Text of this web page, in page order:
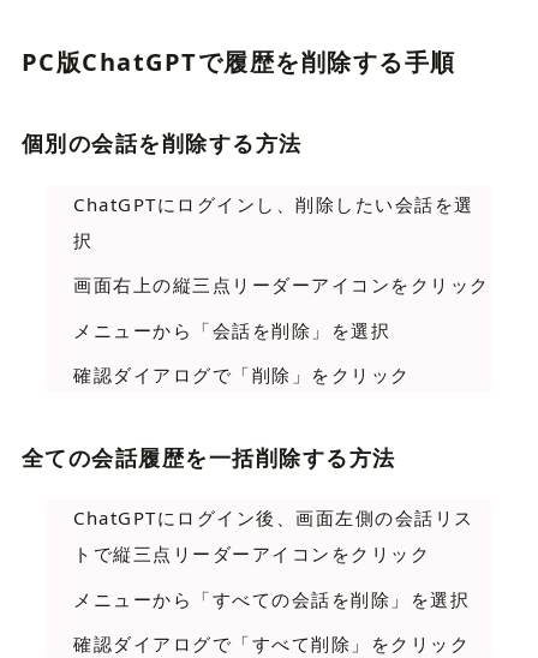
PC版ChatGPTで履歴を削除する手順
個別の会話を削除する方法
ChatGPTにログインし、削除したい会話を選
択
画面右上の縦三点リーダーアイコンをクリック
メニューから「会話を削除」を選択
確認ダイアログで「削除」をクリック
全ての会話履歴を一括削除する方法
ChatGPTにログイン後、画面左側の会話リス
トで縦三点リーダーアイコンをクリック
メニューから「すべての会話を削除」を選択
確認ダイアログで「すべて削除」をクリック